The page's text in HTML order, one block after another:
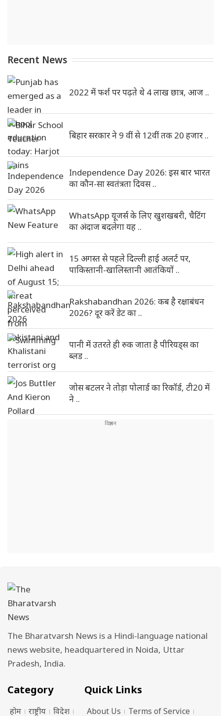
Recent News
2022 में फर्श पर पढ़ते थे 4 लाख छात्र, आज ..
बिहार सरकार ने 9 वीं से 12वीं तक 20 हजार ..
Independence Day 2026: इस बार भारत
का कौन-सा स्वतंत्रता दिवस ..
WhatsApp यूजर्स के लिए खुशखबरी, चैटिंग
का अंदाज बदलेगा यह ..
15 अगस्त से पहले दिल्ली हाई अलर्ट पर,
पाकिस्तानी-खालिस्तानी आतंकियों ..
Rakshabandhan 2026: कब है रक्षाबंधन
2026? दूर करें डेट का ..
पानी में उतरते ही रुक जाता है पीरियड्स का
ब्लड ..
जोस बटलर ने तोड़ा पोलार्ड का रिकॉर्ड, टी20 में
ने ..
The Bharatvarsh News is a Hindi-language national
news website, headquartered in Noida, Uttar
Pradesh, India.
Category
होम राष्ट्रीय विदेश
Quick Links
About Us Terms of Service